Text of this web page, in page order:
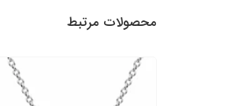
محصولات مرتبط